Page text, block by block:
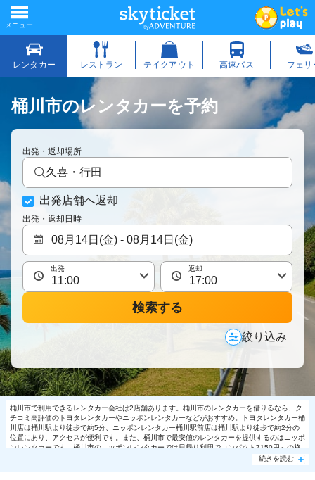
桶川市のレンタカーを予約
出発・返却場所
久喜・行田
出発店舗へ返却
出発・返却日時
出発 返却
検索する
絞り込み
桶川市で利用できるレンタカー会社は2店舗あります。桶川市のレンタカーを借りるなら、ク
チコミ高評価のトヨタレンタカーやニッポンレンタカーなどがおすすめ。トヨタレンタカー桶
川店は桶川駅より徒歩で約5分、ニッポンレンタカー桶川駅前店は桶川駅より徒歩で約2分の
位置にあり、アクセスが便利です。また、桶川市で最安値のレンタカーを提供するのはニッポ
ンレンタカーです。桶川市のニッポンレンタカーでは日帰り利用でコンパクト7150円～の格
安で利用できます。桶川市で大人気の格安レンタカーは売り切れる場合もありますので、ご予
続きを読む